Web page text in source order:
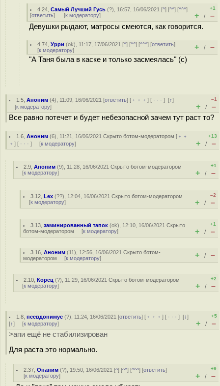
4.24 ,Самый Лучший Гусь (?), 16:57, 16/06/2021 [^] [^^] [^^^]
[ответить] [к модератору]
+1
+ / –
Девушки рыдают, матросы смеются, как говорится.
4.74 ,Урри (ok), 11:17, 17/06/2021 [^] [^^] [^^^] [ответить]
[к модератору] + / –
"А Таня была в каске и только засмеялась" (с)
1.5 ,Аноним (4), 11:09, 16/06/2021 [ответить] [ ﹢﹢﹢] [ · · ·][↑]
[к модератору]
–1
+ / –
Все равно потечет и будет небезопасной зачем тут раст то?
1.6 ,Аноним (6), 11:21, 16/06/2021Скрыто ботом-модератором [ ﹢﹢
﹢ ] [ · · · ] [к модератору]
+13
+ / –
2.9 ,Аноним (9), 11:28, 16/06/2021Скрыто ботом-модератором
[к модератору]
+1
+ / –
3.12 ,Lex (??), 12:04, 16/06/2021Скрыто ботом-модератором
[к модератору]
–2
+ / –
3.13 ,заминированный тапок (ok), 12:10, 16/06/2021Скрыто
ботом-модератором [к модератору]
+1
+ / –
3.16 ,Аноним (11), 12:56, 16/06/2021Скрыто ботом-
модератором [к модератору] + / –
2.10 ,Корец (?), 11:29, 16/06/2021Скрыто ботом-модератором
[к модератору]
+2
+ / –
1.8 ,псевдонимус (?), 11:24, 16/06/2021 [ответить] [ ﹢﹢﹢] [ · · ·][↓]
[↑] [к модератору]
+5
+ / –
>апи ещё не стабилизирован
Для раста это нормально.
2.37 ,Онаним (?), 19:50, 16/06/2021 [^] [^^] [^^^] [ответить]
[к модератору]
+9
+ / –